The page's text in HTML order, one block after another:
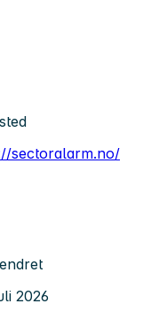
sectoralarm.no/
2026